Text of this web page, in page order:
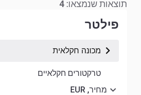
תוצאות שנמצאו: 4
פילטר
מכונה חקלאית
טרקטורים חקלאיים
מחיר, EUR